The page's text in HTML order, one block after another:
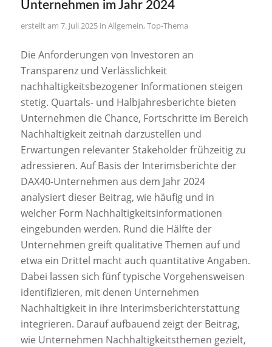
Unternehmen im Jahr 2024
7. Juli 2025 in Allgemein, Top-Thema
Die Anforderungen von Investoren an
Transparenz und Verlässlichkeit
nachhaltigkeitsbezogener Informationen steigen
stetig. Quartals- und Halbjahresberichte bieten
Unternehmen die Chance, Fortschritte im Bereich
Nachhaltigkeit zeitnah darzustellen und
Erwartungen relevanter Stakeholder frühzeitig zu
adressieren. Auf Basis der Interimsberichte der
DAX40-Unternehmen aus dem Jahr 2024
analysiert dieser Beitrag, wie häufig und in
welcher Form Nachhaltigkeitsinformationen
eingebunden werden. Rund die Hälfte der
Unternehmen greift qualitative Themen auf und
etwa ein Drittel macht auch quantitative Angaben.
Dabei lassen sich fünf typische Vorgehensweisen
identifizieren, mit denen Unternehmen
Nachhaltigkeit in ihre Interimsberichterstattung
integrieren. Darauf aufbauend zeigt der Beitrag,
wie Unternehmen Nachhaltigkeitsthemen gezielt,